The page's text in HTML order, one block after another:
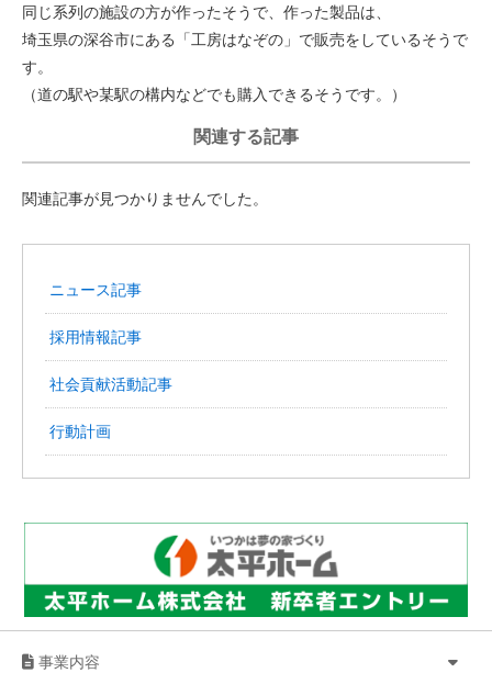
同じ系列の施設の方が作ったそうで、作った製品は、
埼玉県の深谷市にある「工房はなぞの」で販売をしているそうで
す。
（道の駅や某駅の構内などでも購入できるそうです。）
関連する記事
関連記事が見つかりませんでした。
ニュース記事
採用情報記事
社会貢献活動記事
行動計画
事業内容